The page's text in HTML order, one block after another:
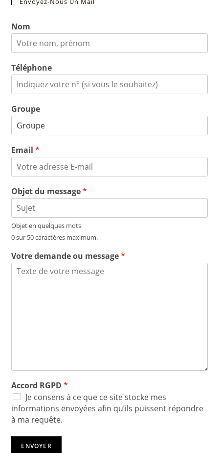
Nom
Téléphone
Groupe
Email*
Objet du message*
Objet en quelques mots
0 sur 50 caractères maximum.
Votre demande ou message*
Accord RGPD*
Je consens à ce que ce site stocke mes
informations envoyées afin qu’ils puissent répondre
à ma requête.
ENVOYER